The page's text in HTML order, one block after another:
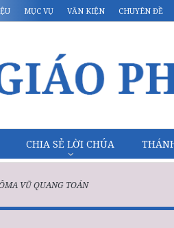
MỤC VỤ VĂN KIỆN CHUYÊN ĐỀ
CHIA SẺ LỜI CHÚA
VŨ QUANG TOÁN